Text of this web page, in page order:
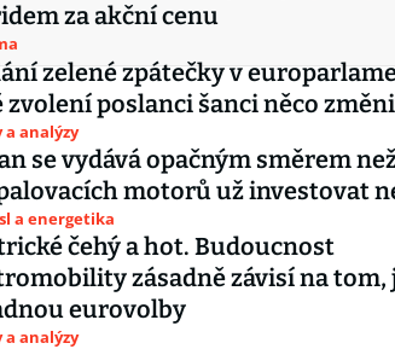
za akční cenu
zelené zpátečky v
zvolení poslanci šanci něco
a analýzy
se vydává opačným směrem
motorů už investovat
a energetika
čehý a hot. Budoucnost
zásadně závisí na tom,
eurovolby
a analýzy